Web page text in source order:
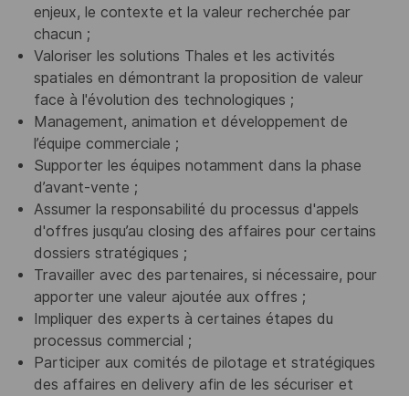
enjeux, le contexte et la valeur recherchée par
chacun ;
Valoriser les solutions Thales et les activités
spatiales en démontrant la proposition de valeur
face à l'évolution des technologiques ;
Management, animation et développement de
l’équipe commerciale ;
Supporter les équipes notamment dans la phase
d’avant-vente ;
Assumer la responsabilité du processus d'appels
d'offres jusqu’au closing des affaires pour certains
dossiers stratégiques ;
Travailler avec des partenaires, si nécessaire, pour
apporter une valeur ajoutée aux offres ;
Impliquer des experts à certaines étapes du
processus commercial ;
Participer aux comités de pilotage et stratégiques
des affaires en delivery afin de les sécuriser et